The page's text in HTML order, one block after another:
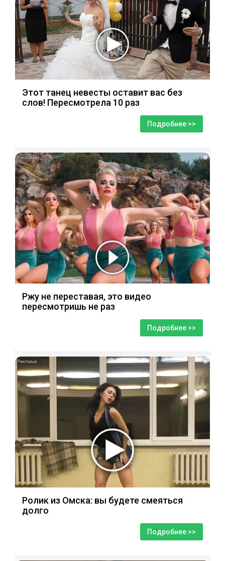
Этот танец невесты оставит вас без
слов! Пересмотрела 10 раз
Подробнее >>
i
Ржу не переставая, это видео
пересмотришь не раз
Подробнее >>
i
Ролик из Омска: вы будете смеяться
долго
Подробнее >>